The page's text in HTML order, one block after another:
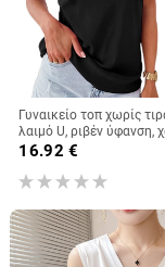
Γυναικείο τοπ χωρίς
λαιμό U, ριβέν ύφανση,
σχήματος σιλουέτα, 90-
16.92 €